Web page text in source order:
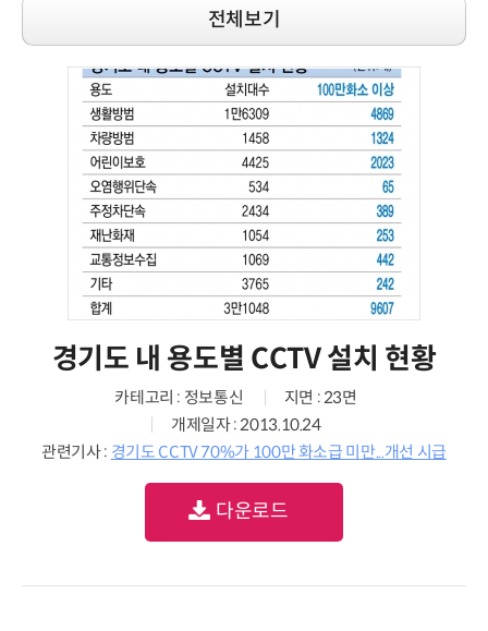
전체보기
경기도 내 용도별 CCTV 설치 현황
카테고리 : 정보통신
지면 : 23면
개제일자 : 2013.10.24
관련기사 : 경기도 CCTV 70%가 100만 화소급 미만...개선 시급
다운로드